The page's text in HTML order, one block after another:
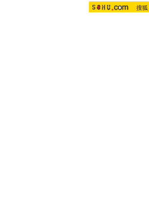
搜狐